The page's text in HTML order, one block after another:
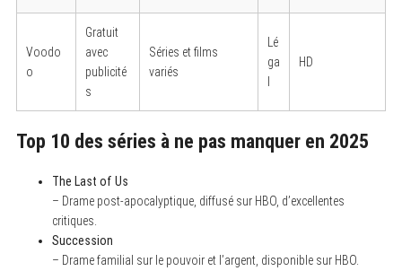
Voodo
o
Gratuit
avec
publicité
s
Séries et films
variés
Lé
ga
HD
Top 10 des séries à ne pas manquer en 2025
The Last of Us
– Drame post-apocalyptique, diffusé sur HBO, d’excellentes
critiques.
Succession
– Drame familial sur le pouvoir et l’argent, disponible sur HBO.
e
a
r
h
f